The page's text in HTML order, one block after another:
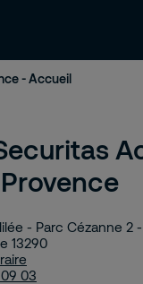
- Accueil
- Parc Cézanne 2
13290
03